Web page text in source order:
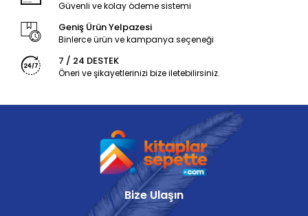
Güvenli ve kolay ödeme sistemi
Geniş Ürün Yelpazesi
Binlerce ürün ve kampanya seçeneği
7 / 24 DESTEK
Öneri ve şikayetlerinizi bize iletebilirsiniz.
Bize Ulaşın